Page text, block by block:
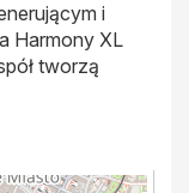
i
Harmony XL
tworzą